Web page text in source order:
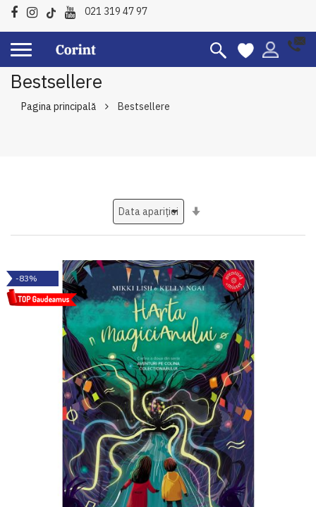
021 319 47 97
Bestsellere
Pagina principală Bestsellere
-83%